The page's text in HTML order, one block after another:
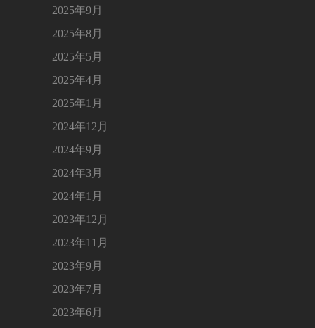
2025年9月
2025年8月
2025年5月
2025年4月
2025年1月
2024年12月
2024年9月
2024年3月
2024年1月
2023年12月
2023年11月
2023年9月
2023年7月
2023年6月